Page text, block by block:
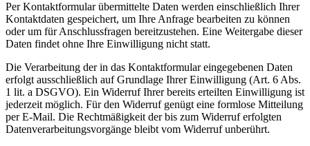
Per Kontaktformular übermittelte Daten werden einschließlich Ihrer
Kontaktdaten gespeichert, um Ihre Anfrage bearbeiten zu können
oder um für Anschlussfragen bereitzustehen. Eine Weitergabe dieser
Daten findet ohne Ihre Einwilligung nicht statt.
Die Verarbeitung der in das Kontaktformular eingegebenen Daten
erfolgt ausschließlich auf Grundlage Ihrer Einwilligung (Art. 6 Abs.
1 lit. a DSGVO). Ein Widerruf Ihrer bereits erteilten Einwilligung ist
jederzeit möglich. Für den Widerruf genügt eine formlose Mitteilung
per E-Mail. Die Rechtmäßigkeit der bis zum Widerruf erfolgten
Datenverarbeitungsvorgänge bleibt vom Widerruf unberührt.